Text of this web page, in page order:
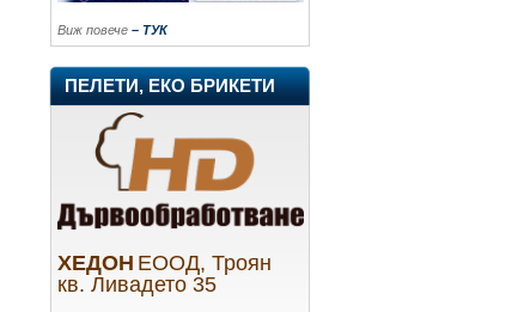
Виж повече – ТУК
ПЕЛЕТИ, ЕКО БРИКЕТИ
ХЕДОН ЕООД, Троян
кв. Ливадето 35